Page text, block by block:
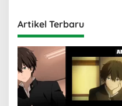
Artikel Terbaru